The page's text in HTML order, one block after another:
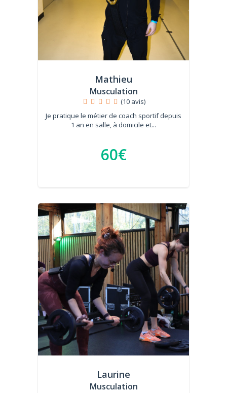
Mathieu
Musculation
(10 avis)
Je pratique le métier de coach sportif depuis
1 an en salle, à domicile et...
60€
Laurine
Musculation